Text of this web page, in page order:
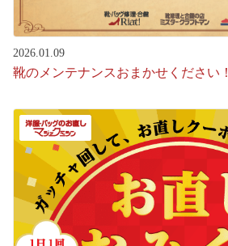
2026.01.09
靴のメンテナンスおまかせください！